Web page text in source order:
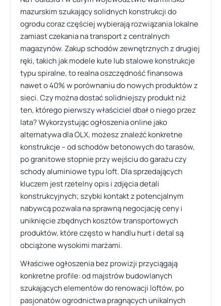
mazurskim szukający solidnych konstrukcji do
ogrodu coraz częściej wybierają rozwiązania lokalne
zamiast czekania na transport z centralnych
magazynów. Zakup schodów zewnętrznych z drugiej
ręki, takich jak modele kute lub stalowe konstrukcje
typu spiralne, to realna oszczędność finansowa
nawet o 40% w porównaniu do nowych produktów z
sieci. Czy można dostać solidniejszy produkt niż
ten, którego pierwszy właściciel dbał o niego przez
lata? Wykorzystując ogłoszenia online jako
alternatywa dla OLX, możesz znaleźć konkretne
konstrukcje – od schodów betonowych do tarasów,
po granitowe stopnie przy wejściu do garażu czy
schody aluminiowe typu loft. Dla sprzedających
kluczem jest rzetelny opis i zdjęcia detali
konstrukcyjnych; szybki kontakt z potencjalnym
nabywcą pozwala na sprawną negocjację ceny i
uniknięcie zbędnych kosztów transportowych
produktów, które często w handlu hurt i detal są
obciążone wysokimi marżami.
Właściwe ogłoszenia bez prowizji przyciągają
konkretne profile: od majstrów budowlanych
szukających elementów do renowacji loftów, po
pasjonatów ogrodnictwa pragnących unikalnych